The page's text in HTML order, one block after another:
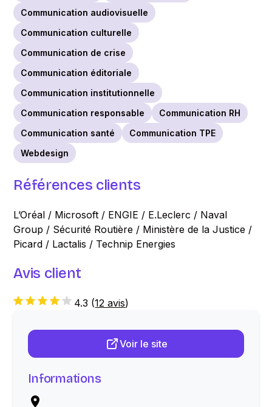
Communication audiovisuelle
Communication culturelle
Communication de crise
Communication éditoriale
Communication institutionnelle
Communication responsable
Communication RH
Communication santé
Communication TPE
Webdesign
Références clients
L’Oréal / Microsoft / ENGIE / E.Leclerc / Naval
Group / Sécurité Routière / Ministère de la Justice /
Picard / Lactalis / Technip Energies
Avis client
4.3 (12 avis)
Voir le site
Informations